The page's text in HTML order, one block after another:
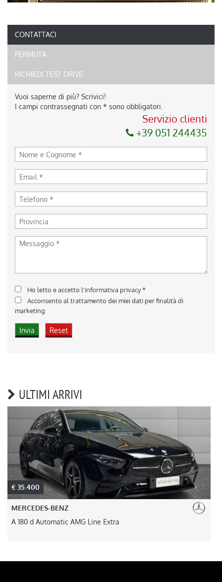
CONTATTACI
PERMUTA
RICHIEDI TEST DRIVE
Vuoi saperne di più? Scrivici!
I campi contrassegnati con * sono obbligatori.
Servizio clienti
+39 051 244435
Ho letto e accetto l'informativa privacy*
Acconsento al trattamento dei miei dati per finalità di
marketing
ULTIMI ARRIVI
€ 35.400
MERCEDES-BENZ
A 180 d Automatic AMG Line Extra